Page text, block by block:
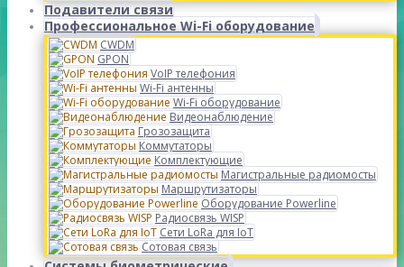
Подавители связи
Профессиональное Wi-Fi оборудование
CWDM
GPON
VoIP телефония
Wi-Fi антенны
Wi-Fi оборудование
Видеонаблюдение
Грозозащита
Коммутаторы
Комплектующие
Магистральные радиомосты
Маршрутизаторы
Оборудование Powerline
Радиосвязь WISP
Сети LoRa для IoT
Сотовая связь